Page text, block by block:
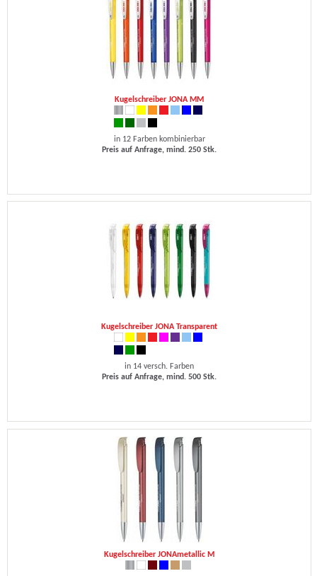
Kugelschreiber JONA MM
in 12 Farben kombinierbar
Preis auf Anfrage, mind. 250 Stk.
Kugelschreiber JONA Transparent
in 14 versch. Farben
Preis auf Anfrage, mind. 500 Stk.
Kugelschreiber JONAmetallic M